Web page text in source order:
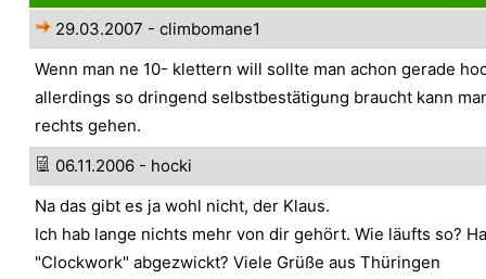
29.03.2007 - climbomane1
Wenn man ne 10- klettern will sollte man achon gerade
allerdings so dringend selbstbestätigung braucht kann
rechts gehen.
06.11.2006 - hocki
Na das gibt es ja wohl nicht, der Klaus.
Ich hab lange nichts mehr von dir gehört. Wie läufts so?
"Clockwork" abgezwickt? Viele Grüße aus Thüringen